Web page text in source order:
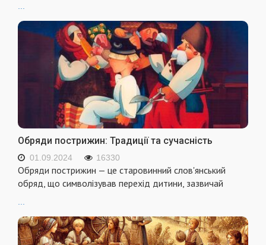
...
Обряди пострижин: Традиції та сучасність
01.09.2024 16330
Обряди пострижин — це старовинний слов'янський
обряд, що символізував перехід дитини, зазвичай